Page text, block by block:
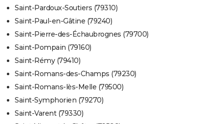
Saint-Pardoux-Soutiers (79310)
Saint-Paul-en-Gâtine (79240)
Saint-Pierre-des-Échaubrognes (79700)
Saint-Pompain (79160)
Saint-Rémy (79410)
Saint-Romans-des-Champs (79230)
Saint-Romans-lès-Melle (79500)
Saint-Symphorien (79270)
Saint-Varent (79330)